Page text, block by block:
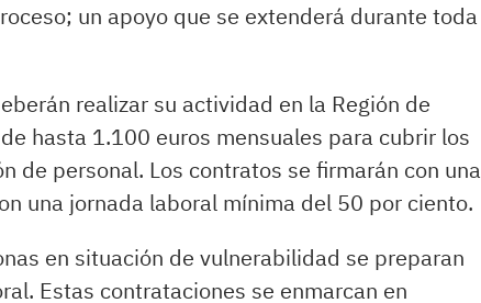
un apoyo que se extenderá durante toda
realizar su actividad en la Región de
hasta 1.100 euros mensuales para cubrir los
de personal. Los contratos se firmarán con una
una jornada laboral mínima del 50 por ciento.
en situación de vulnerabilidad se preparan
Estas contrataciones se enmarcan en